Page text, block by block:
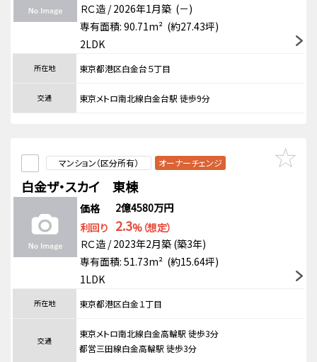
ＲＣ造 / 2026年1月築 (－)
専有面積: 90.71m² (約27.43坪)
2LDK
所在地 東京都港区白金台５丁目
交通 東京メトロ南北線白金台駅 徒歩9分
マンション（区分所有） オーナーチェンジ
白金ザ・スカイ 東棟
価格
2億4580万円
利回り 2.3%（想定）
ＲＣ造 / 2023年2月築 (築3年)
専有面積: 51.73m² (約15.64坪)
1LDK
所在地 東京都港区白金１丁目
交通
東京メトロ南北線白金高輪駅 徒歩3分
都営三田線白金高輪駅 徒歩3分